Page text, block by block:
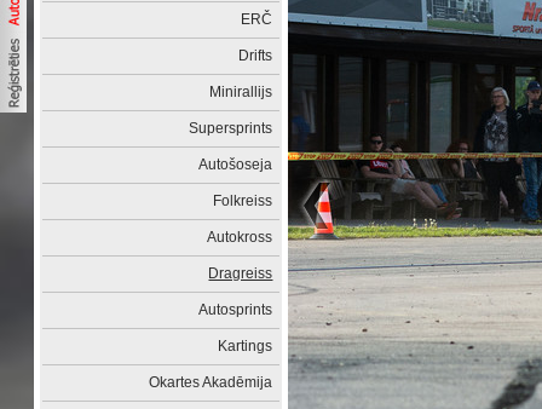
ERČ
Drifts
Minirallijs
Supersprints
Autošoseja
Folkreiss
Autokross
Dragreiss
Autosprints
Kartings
Okartes Akadēmija